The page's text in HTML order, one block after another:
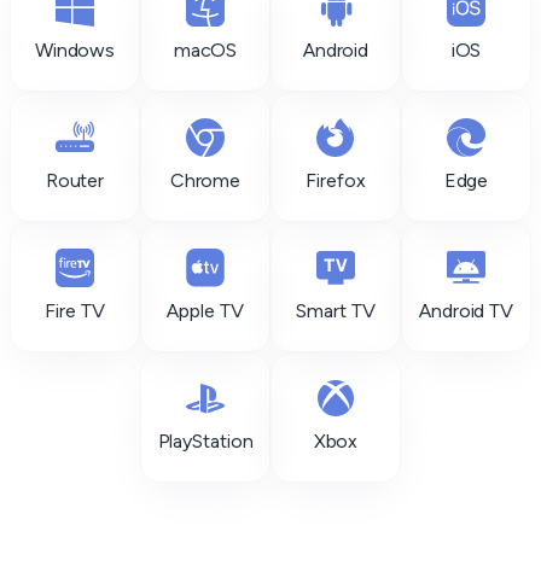
Windows macOS Android iOS
Router Chrome Firefox Edge
Fire TV Apple TV Smart TV Android TV
PlayStation Xbox